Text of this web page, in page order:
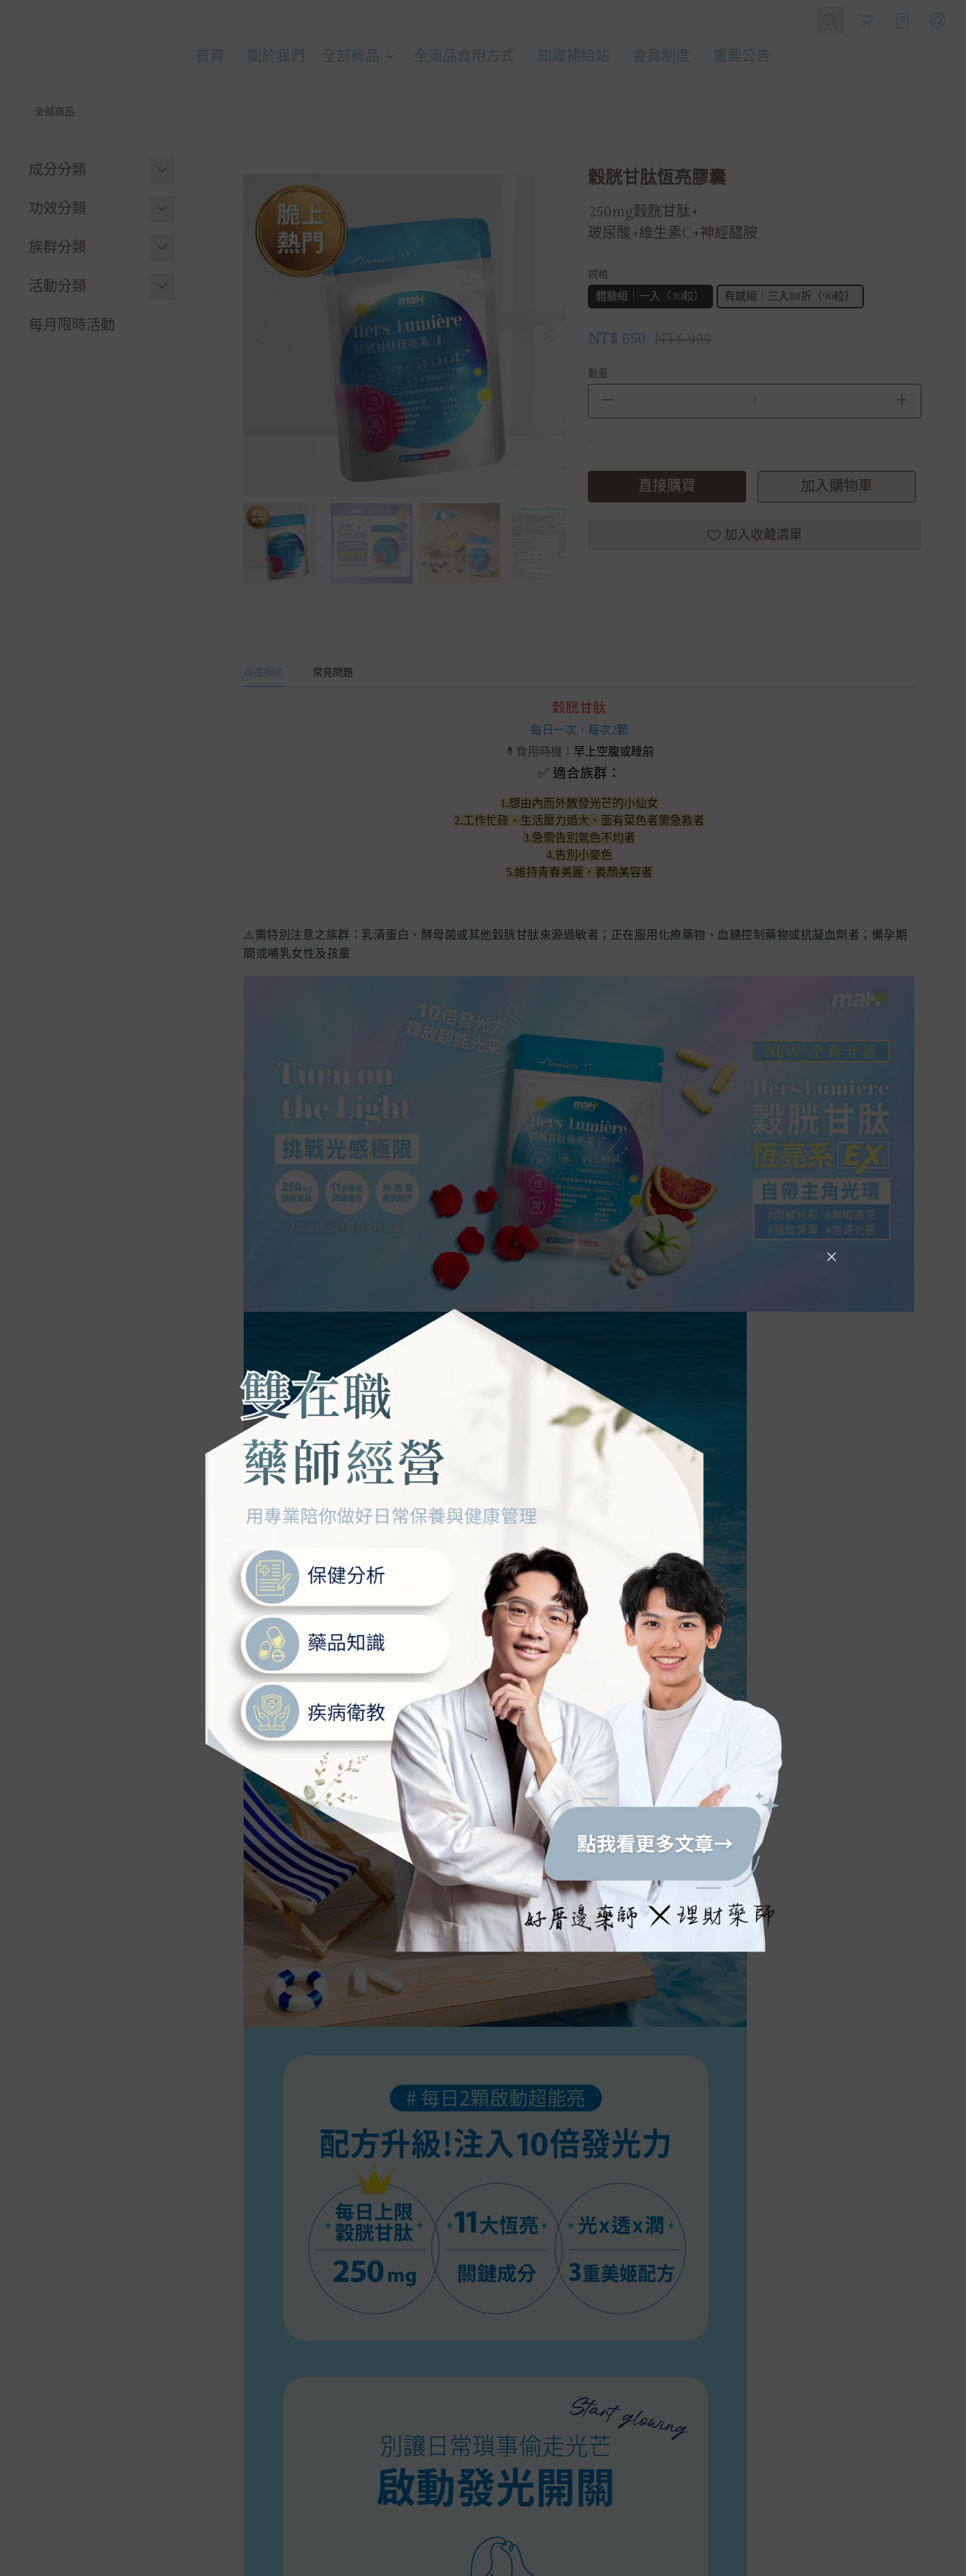
Cart
首頁 關於我們 全部商品 全商品食用方式 知識補給站 會員制度 重要公告
全部商品
成分分類
葡聚多醣
膠原蛋白
素
魚油⧸藻油
功效分類
健康防護
提神有感
族群分類
嬰幼孩寶
愛美必敗
活動分類
常駐優惠
每月限時活動
穀胱甘肽恆亮膠囊
250mg穀胱甘肽+
玻尿酸+維生素C+神經醯胺
規格
體驗組｜一入（30粒） 有感組｜三入88折（90粒）
NT$ 650 NT$ 999
數量
－ ＋
直接購買 加入購物車
加入收藏清單
商品描述 常見問題
穀胱甘肽
每日一次，每次2顆
💊食用時機： 早上空腹或睡前
✅ 適合族群：
1.想由內而外散發光芒的小仙女
2.工作忙碌、生活壓力過大、面有菜色者需急救者
3.急需告別氣色不均者
4.告別小麥色
5.維持青春美麗 ，養顏美容者
⚠️需特別注意之族群： 乳清蛋白、酵母菌或其他穀胱甘肽來源過敏者；正在服用化療藥物、血糖控制藥物或抗凝血劑者；備孕期
間或哺乳女性及孩童